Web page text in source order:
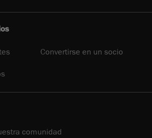
Convertirse en un socio
comunidad